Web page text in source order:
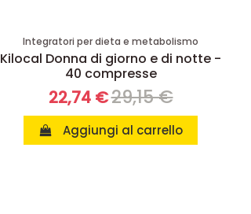
Integratori per dieta e metabolismo
Kilocal Donna di giorno e di notte -
40 compresse
22,74 €29,15 €
Aggiungi al carrello